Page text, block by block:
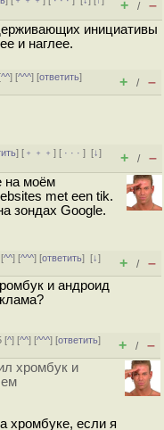
+ / –
инициативы
и наглее.
^^] [^^^] [ответить]
+ / –
] [ ﹢﹢﹢] [ · · ·][↓]
+ / –
на моём
met een tik.
зондах Google.
^^] [^^^] [ответить][↓]
+ / –
и андроид
[^] [^^] [^^^] [ответить]
+ / –
хромбук и
хромбуке, если я